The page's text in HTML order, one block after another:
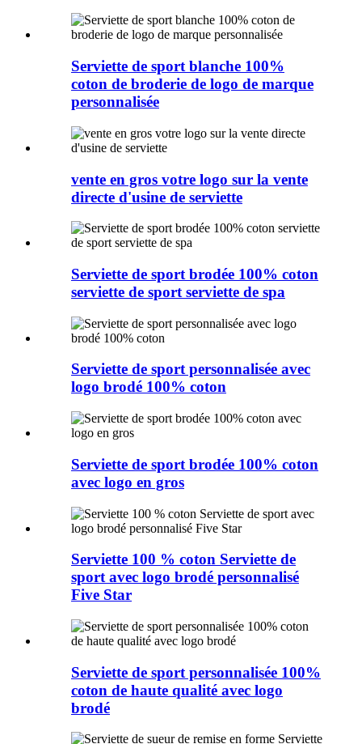
Serviette de sport blanche 100%
coton de broderie de logo de marque
personnalisée
vente en gros votre logo sur la vente
directe d'usine de serviette
Serviette de sport brodée 100% coton
serviette de sport serviette de spa
Serviette de sport personnalisée avec
logo brodé 100% coton
Serviette de sport brodée 100% coton
avec logo en gros
Serviette 100 % coton Serviette de
sport avec logo brodé personnalisé
Five Star
Serviette de sport personnalisée 100%
coton de haute qualité avec logo
brodé